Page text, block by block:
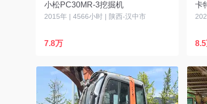
小松PC30MR-3挖掘机
2015年 | 4566小时 | 陕西-汉中市
7.8万